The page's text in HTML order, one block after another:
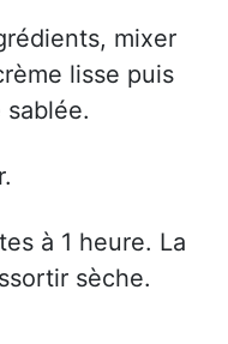
mixer
lisse puis
à 1 heure. La
sèche.